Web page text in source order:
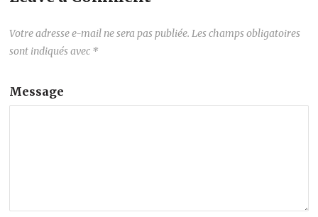
Votre adresse e-mail ne sera pas publiée. Les champs obligatoires
sont indiqués avec *
Message